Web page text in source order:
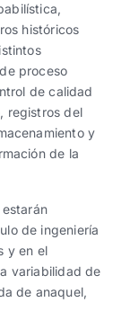
históricos
proceso
de calidad
registros del
y
de la
de ingeniería
y en el
variabilidad de
de anaquel,